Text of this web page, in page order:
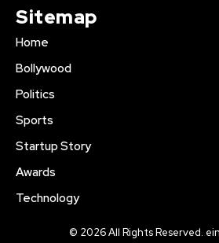
Sitemap
Home
Bollywood
Politics
Sports
Startup Story
Awards
Technology
© 2026 All Rights Reserved.